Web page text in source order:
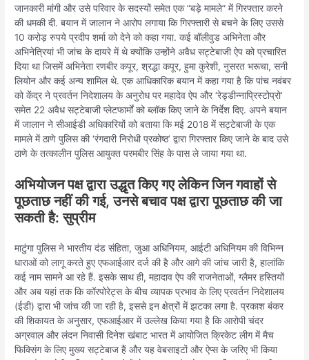
जानकारी मांगी और उसे परिवार के सदस्यों समेत एक ”बड़े मामले” में गिरफ्तार करने
की धमकी दी. बयान में जालान ने आरोप लगाया कि गिरफ्तारी से बचने के लिए उससे
10 करोड़ रुपये प्रदीप शर्मा को देने को कहा गया. कई बॉलीवुड अभिनेता और
अभिनेत्रियां भी जांच के दायरे में थे क्योंकि उन्होंने अवैध सट्टेबाजी ऐप को प्रचारित
दिया था जिसमें अभिनेता रणबीर कपूर, श्रद्धा कपूर, हुमा कुरेशी, नुसरत भरूचा, सनी
लियोन और कई अन्य शामिल थे. एक आधिकारिक बयान में कहा गया है कि पांच नवंबर
को केंद्र ने प्रवर्तन निदेशालय के अनुरोध पर महादेव ऐप और ‘रेड्डीन्नाप्रिस्टोप्रो’
समेत 22 अवैध सट्टेबाजी प्लेटफार्मों को ब्लॉक किए जाने के निर्देश दिए. अपने बयान
में जालान ने सीआईडी अधिकारियों को बताया कि मई 2018 में सट्टेबाजी के एक
मामले में ठाणे पुलिस की ‘रंगदारी निरोधी प्रकोष्ठ’ द्वारा गिरफ्तार किए जाने के बाद उसे
ठाणे के तत्कालीन पुलिस आयुक्त परमबीर सिंह के पास ले जाया गया था.
अभियोजन पक्ष द्वारा उद्धृत किए गए लेकिन जिन गवाहों से
पूछताछ नहीं की गई, उनसे बचाव पक्ष द्वारा पूछताछ की जा
सकती है: सुप्रीम
माटुंगा पुलिस ने भारतीय दंड संहिता, जुआ अधिनियम, आईटी अधिनियम की विभिन्न
धाराओं को लागू करते हुए एफआईआर दर्ज की है और आगे की जांच जारी है, हालांकि
कई नाम सामने आ रहे हैं. इसके साथ ही, महादाव ऐप की राजनेताओं, ग्लैमर हस्तियों
और अब यहां तक कि कॉरपोरेट्स के बीच व्यापक प्रभाव के लिए प्रवर्तन निदेशालय
(ईडी) द्वारा भी जांच की जा रही है, इससे इन क्षेत्रों में झटका लगा है. प्रकाश बंकर
की शिकायत के अनुसार, एफआईआर में उल्लेख किया गया है कि आरोपी चंदर
अग्रवाल और लंदन निवासी दिनेश खंबाट भारत में आयोजित क्रिकेट लीग में मैच
फिक्सिंग के लिए मुख्य सट्टेबाज हैं और यह वेबसाइटों और ऐप्स के जरिए भी किया